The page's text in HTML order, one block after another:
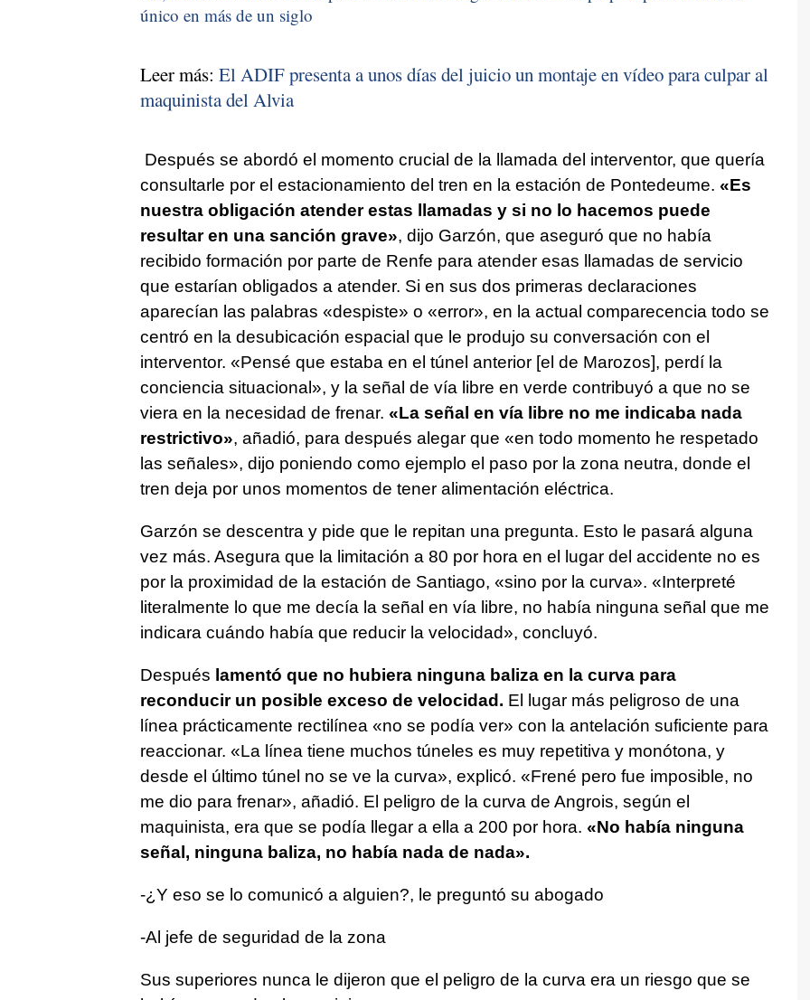
único en más de un siglo
Leer más: El ADIF presenta a unos días del juicio un montaje en vídeo para culpar al
maquinista del Alvia
Después se abordó el momento crucial de la llamada del interventor, que quería
consultarle por el estacionamiento del tren en la estación de Pontedeume. «Es
nuestra obligación atender estas llamadas y si no lo hacemos puede
resultar en una sanción grave», dijo Garzón, que aseguró que no había
recibido formación por parte de Renfe para atender esas llamadas de servicio
que estarían obligados a atender. Si en sus dos primeras declaraciones
aparecían las palabras «despiste» o «error», en la actual comparecencia todo se
centró en la desubicación espacial que le produjo su conversación con el
interventor. «Pensé que estaba en el túnel anterior [el de Marozos], perdí la
conciencia situacional», y la señal de vía libre en verde contribuyó a que no se
viera en la necesidad de frenar. «La señal en vía libre no me indicaba nada
restrictivo», añadió, para después alegar que «en todo momento he respetado
las señales», dijo poniendo como ejemplo el paso por la zona neutra, donde el
tren deja por unos momentos de tener alimentación eléctrica.
Garzón se descentra y pide que le repitan una pregunta. Esto le pasará alguna
vez más. Asegura que la limitación a 80 por hora en el lugar del accidente no es
por la proximidad de la estación de Santiago, «sino por la curva». «Interpreté
literalmente lo que me decía la señal en vía libre, no había ninguna señal que me
indicara cuándo había que reducir la velocidad», concluyó.
Después lamentó que no hubiera ninguna baliza en la curva para
reconducir un posible exceso de velocidad. El lugar más peligroso de una
línea prácticamente rectilínea «no se podía ver» con la antelación suficiente para
reaccionar. «La línea tiene muchos túneles es muy repetitiva y monótona, y
desde el último túnel no se ve la curva», explicó. «Frené pero fue imposible, no
me dio para frenar», añadió. El peligro de la curva de Angrois, según el
maquinista, era que se podía llegar a ella a 200 por hora. «No había ninguna
señal, ninguna baliza, no había nada de nada».
-¿Y eso se lo comunicó a alguien?, le preguntó su abogado
-Al jefe de seguridad de la zona
Sus superiores nunca le dijeron que el peligro de la curva era un riesgo que se